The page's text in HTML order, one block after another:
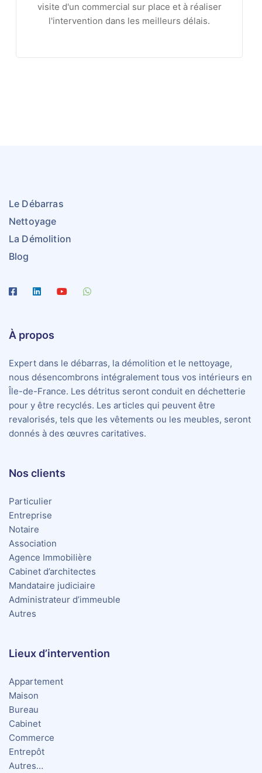
visite d'un commercial sur place et à réaliser
l'intervention dans les meilleurs délais.
Le Débarras
Nettoyage
La Démolition
Blog
À propos
Expert dans le débarras, la démolition et le nettoyage,
nous désencombrons intégralement tous vos intérieurs en
Île-de-France. Les détritus seront conduit en déchetterie
pour y être recyclés. Les articles qui peuvent être
revalorisés, tels que les vêtements ou les meubles, seront
donnés à des œuvres caritatives.
Nos clients
Particulier
Entreprise
Notaire
Association
Agence Immobilière
Cabinet d’architectes
Mandataire judiciaire
Administrateur d’immeuble
Autres
Lieux d’intervention
Appartement
Maison
Bureau
Cabinet
Commerce
Entrepôt
Autres…